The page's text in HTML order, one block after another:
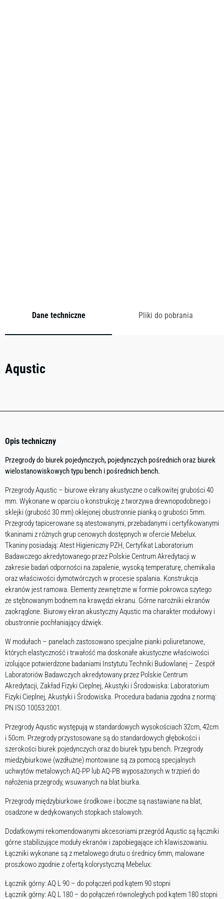
Dane techniczne Pliki do pobrania
Aqustic
Opis techniczny
Przegrody do biurek pojedynczych, pojedynczych pośrednich oraz biurek
wielostanowiskowych typu bench i pośrednich bench.
Przegrody Aqustic – biurowe ekrany akustyczne o całkowitej grubości 40
mm. Wykonane w oparciu o konstrukcję z tworzywa drewnopodobnego i
sklejki (grubość 30 mm) oklejonej obustronnie pianką o grubości 5mm.
Przegrody tapicerowane są atestowanymi, przebadanymi i certyfikowanymi
tkaninami z różnych grup cenowych dostępnych w ofercie Mebelux.
Tkaniny posiadają: Atest Higieniczny PZH, Certyfikat Laboratorium
Badawczego akredytowanego przez Polskie Centrum Akredytacji w
zakresie badań odporności na zapalenie, wysoką temperaturę, chemikalia
oraz właściwości dymotwórczych w procesie spalania. Konstrukcja
ekranów jest ramowa. Elementy zewnętrzne w formie pokrowca szytego
ze stębnowanym bodnem na krawędzi ekranu. Górne narożniki ekranów
zaokrąglone. Biurowy ekran akustyczny Aqustic ma charakter modułowy i
obustronnie pochłaniający dźwięk.
W modułach – panelach zastosowano specjalne pianki poliuretanowe,
których elastyczność i trwałość ma doskonałe akustyczne właściwości
izolujące potwierdzone badaniami Instytutu Techniki Budowlanej – Zespół
Laboratoriów Badawczych akredytowany przez Polskie Centrum
Akredytacji, Zakład Fizyki Cieplnej, Akustyki i Środowiska: Laboratorium
Fizyki Cieplnej, Akustyki i Środowiska. Procedura badania zgodna z normą:
PN ISO 10053:2001.
Przegrody Aqustic występują w standardowych wysokościach 32cm, 42cm
i 50cm. Przegrody przystosowane są do standardowych głębokości i
szerokości biurek pojedynczych oraz do biurek typu bench. Przegrody
miedzybiurkowe (wzdłużne) montowane są za pomocą specjalnych
uchwytów metalowych AQ-PP lub AQ-PB wyposażonych w trzpień do
nałożenia przegrody, wsuwanych na blat biurka.
Przegrody międzybiurkowe środkowe i boczne są nastawiane na blat,
osadzone w dedykowanych stopkach stalowych.
Dodatkowymi rekomendowanymi akcesoriami przegród Aqustic są łączniki
górne stabilizujące moduły ekranów i zapobiegające ich klawiszowaniu.
Łączniki wykonane są z metalowego drutu o średnicy 6mm, malowane
proszkowo zgodnie z ofertą kolorystyczną Mebelux:
Łącznik górny: AQ L 90 – do połączeń pod kątem 90 stopni
Łącznik górny: AQ L 180 – do połączeń równoległych pod kątem 180 stopni